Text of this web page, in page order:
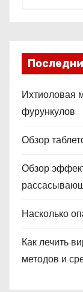
Ихтиоловая
фурункулов
Обзор
Обзор
Насколько
Как лечить
методов и